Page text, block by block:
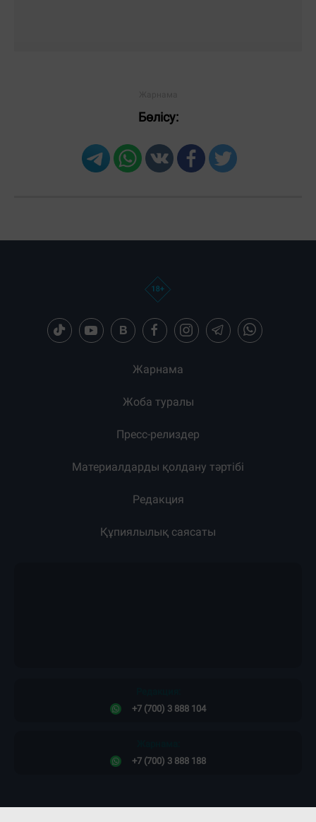
Бөлісу:
Жарнама
Жоба туралы
Пресс-релиздер
Материалдарды қолдану тәртібі
Редакция
Құпиялылық саясаты
+7 (700) 3 888 104
+7 (700) 3 888 188